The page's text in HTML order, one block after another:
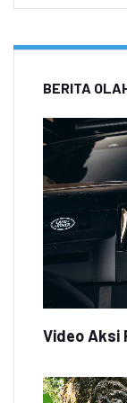
BERITA
Video Aksi